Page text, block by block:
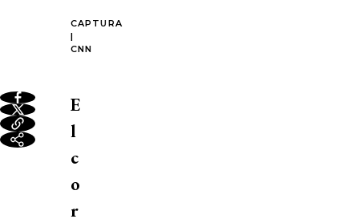
CAPTURA
|
CNN
E
l
c
o
r